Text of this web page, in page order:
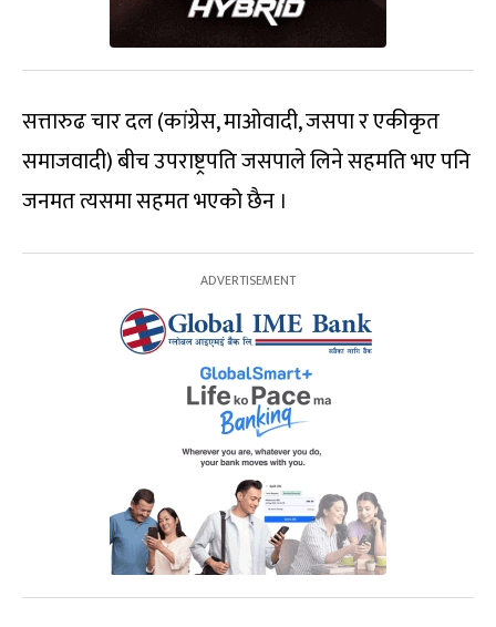
सत्तारुढ चार दल (कांग्रेस, माओवादी, जसपा र एकीकृत
समाजवादी) बीच उपराष्ट्रपति जसपाले लिने सहमति भए पनि
जनमत त्यसमा सहमत भएको छैन ।